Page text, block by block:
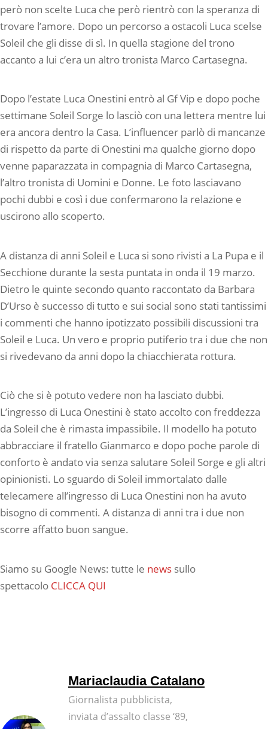
però non scelte Luca che però rientrò con la speranza di
trovare l’amore. Dopo un percorso a ostacoli Luca scelse
Soleil che gli disse di sì. In quella stagione del trono
accanto a lui c’era un altro tronista Marco Cartasegna.
Dopo l’estate Luca Onestini entrò al Gf Vip e dopo poche
settimane Soleil Sorge lo lasciò con una lettera mentre lui
era ancora dentro la Casa. L’influencer parlò di mancanze
di rispetto da parte di Onestini ma qualche giorno dopo
venne paparazzata in compagnia di Marco Cartasegna,
l’altro tronista di Uomini e Donne. Le foto lasciavano
pochi dubbi e così i due confermarono la relazione e
uscirono allo scoperto.
A distanza di anni Soleil e Luca si sono rivisti a La Pupa e il
Secchione durante la sesta puntata in onda il 19 marzo.
Dietro le quinte secondo quanto raccontato da Barbara
D’Urso è successo di tutto e sui social sono stati tantissimi
i commenti che hanno ipotizzato possibili discussioni tra
Soleil e Luca. Un vero e proprio putiferio tra i due che non
si rivedevano da anni dopo la chiacchierata rottura.
Ciò che si è potuto vedere non ha lasciato dubbi.
L’ingresso di Luca Onestini è stato accolto con freddezza
da Soleil che è rimasta impassibile. Il modello ha potuto
abbracciare il fratello Gianmarco e dopo poche parole di
conforto è andato via senza salutare Soleil Sorge e gli altri
opinionisti. Lo sguardo di Soleil immortalato dalle
telecamere all’ingresso di Luca Onestini non ha avuto
bisogno di commenti. A distanza di anni tra i due non
scorre affatto buon sangue.
Siamo su Google News: tutte le news sullo
spettacolo CLICCA QUI
Mariaclaudia Catalano
Giornalista pubblicista,
inviata d’assalto classe ‘89,